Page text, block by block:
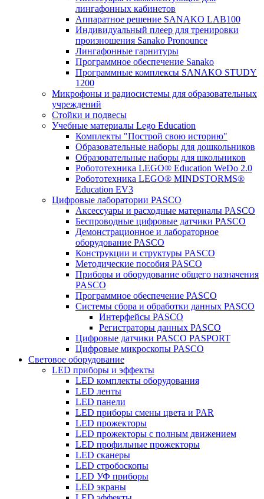
лингафонных кабинетов
Аппаратное решение SANAKO LAB100
Индивидуальный плеер для тренировки
произношения Sanako Pronounce
Лингафонные гарнитуры
Программное обеспечение Sanako
Программные комплексы SANAKO STUDY
1200
Микрофоны и радиосистемы для образовательных
учреждений
Стойки и подвесы
Учебные материалы Lego Education
Комплекты "Построй свою историю"
Образовательные наборы для дошкольников
Образовательные наборы для школьников
Робототехника LEGO® Education WeDo 2.0
Робототехника LEGO® MINDSTORMS®
Education EV3
Цифровые лаборатории PASCO
Аксессуары и расходные материалы PASCO
Беспроводные цифровые датчики PASCO
Демонстрационное и лабораторное
оборудование PASCO
Конструкции и структуры PASCO
Методические пособия PASCO
Приборы и оборудование общего назначения
PASCO
Программное обеспечение PASCO
Системы сбора и обработки данных PASCO
Интерфейсы PASCO
Регистраторы данных PASCO
Цифровые датчики PASCO PASPORT
Цифровые микроскопы PASCO
Световое оборудование
LED приборы и эффекты
LED комплекты оборудования
LED ленты
LED панели
LED приборы смены цвета и PAR
LED прожекторы
LED прожекторы с полным движением
LED профильные прожекторы
LED сканеры
LED стробоскопы
LED УФ приборы
LED экраны